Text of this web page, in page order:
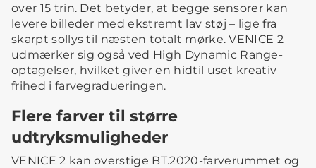
over 15 trin. Det betyder, at begge sensorer kan
levere billeder med ekstremt lav støj – lige fra
skarpt sollys til næsten totalt mørke. VENICE 2
udmærker sig også ved High Dynamic Range-
optagelser, hvilket giver en hidtil uset kreativ
frihed i farvegradueringen.
Flere farver til større
udtryksmuligheder
VENICE 2 kan overstige BT.2020-farverummet og